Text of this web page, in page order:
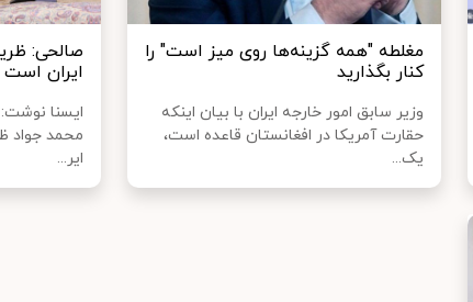
مغلطه "همه گزینه‌ها روی میز است" را
کنار بگذارید
وزیر سابق امور خارجه ایران با بیان اینکه
حقارت آمریکا در افغانستان قاعده است،
یک...
صالحی:
ایران است
ایسنا نوشت:
محمد جواد
ایر...